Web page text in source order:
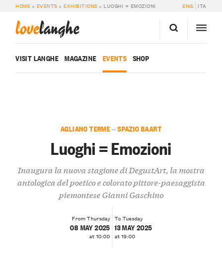
HOME » EVENTS »EXHIBITIONS » LUOGHI = EMOZIONI ENG ITA
lovelanghe
VISIT LANGHE MAGAZINE EVENTS SHOP
AGLIANO TERME — SPAZIO BAART
Luoghi = Emozioni
Inaugura la nuova stagione di DegustArt, la mostra
antologica del poetico e colorato pittore-paesaggista
piemontese Gianni Gaschino
From Thursday
08 MAY 2025
at 10:00
To Tuesday
13 MAY 2025
at 19:00